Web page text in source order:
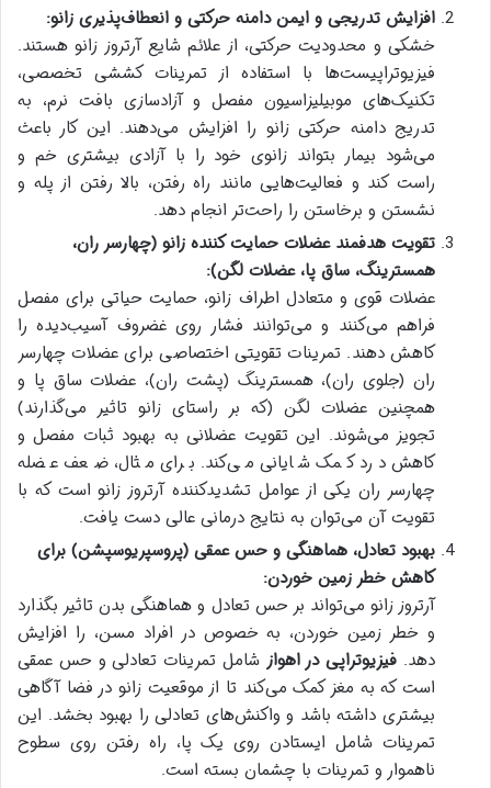
افزایش تدریجی و ایمن دامنه حرکتی و انعطاف‌پذیری زانو:
خشکی و محدودیت حرکتی، از علائم شایع آرتروز زانو هستند.
فیزیوتراپیست‌ها با استفاده از تمرینات کششی تخصصی،
تکنیک‌های موبیلیزاسیون مفصل و آزادسازی بافت نرم، به
تدریج دامنه حرکتی زانو را افزایش می‌دهند. این کار باعث
می‌شود بیمار بتواند زانوی خود را با آزادی بیشتری خم و
راست کند و فعالیت‌هایی مانند راه رفتن، بالا رفتن از پله و
نشستن و برخاستن را راحت‌تر انجام دهد.
تقویت هدفمند عضلات حمایت کننده زانو (چهارسر ران،
همسترینگ، ساق پا، عضلات لگن):
عضلات قوی و متعادل اطراف زانو، حمایت حیاتی برای مفصل
فراهم می‌کنند و می‌توانند فشار روی غضروف آسیب‌دیده را
کاهش دهند. تمرینات تقویتی اختصاصی برای عضلات چهارسر
ران (جلوی ران)، همسترینگ (پشت ران)، عضلات ساق پا و
همچنین عضلات لگن (که بر راستای زانو تاثیر می‌گذارند)
تجویز می‌شوند. این تقویت عضلانی به بهبود ثبات مفصل و
کاهش درد کمک شایانی می‌کند. برای مثال، ضعف عضله
چهارسر ران یکی از عوامل تشدیدکننده آرتروز زانو است که با
تقویت آن می‌توان به نتایج درمانی عالی دست یافت.
بهبود تعادل، هماهنگی و حس عمقی (پروسپریوسپشن) برای
کاهش خطر زمین خوردن:
آرتروز زانو می‌تواند بر حس تعادل و هماهنگی بدن تاثیر بگذارد
و خطر زمین خوردن، به خصوص در افراد مسن، را افزایش
دهد. فیزیوتراپی در اهواز شامل تمرینات تعادلی و حس عمقی
است که به مغز کمک می‌کند تا از موقعیت زانو در فضا آگاهی
بیشتری داشته باشد و واکنش‌های تعادلی را بهبود بخشد. این
تمرینات شامل ایستادن روی یک پا، راه رفتن روی سطوح
ناهموار و تمرینات با چشمان بسته است.